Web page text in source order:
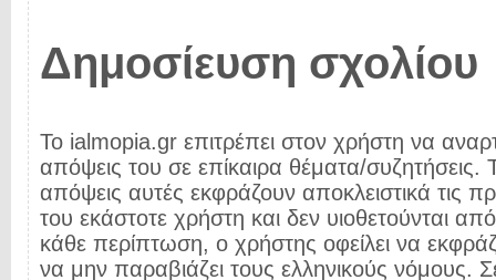
Δημοσίευση σχολίου
Το ialmopia.gr επιτρέπει στον χρήστη να
απόψεις του σε επίκαιρα θέματα/συζητήσεις.
απόψεις αυτές εκφράζουν αποκλειστικά τις
του εκάστοτε χρήστη και δεν υιοθετούνται
κάθε περίπτωση, ο χρήστης οφείλει να
να μην παραβιάζει τους ελληνικούς νόμους.